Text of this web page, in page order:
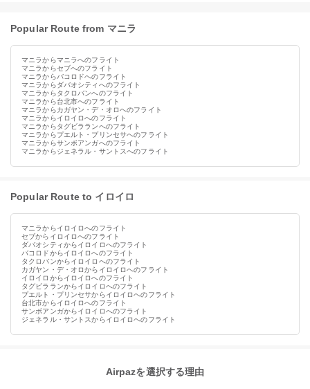
Popular Route from マニラ
マニラからマニラへのフライト
マニラからセブへのフライト
マニラからバコロドへのフライト
マニラからダバオシティへのフライト
マニラからタクロバンへのフライト
マニラから台北市へのフライト
マニラからカガヤン・デ・オロへのフライト
マニラからイロイロへのフライト
マニラからタグビラランへのフライト
マニラからプエルト・プリンセサへのフライト
マニラからサンボアンガへのフライト
マニラからジェネラル・サントスへのフライト
Popular Route to イロイロ
マニラからイロイロへのフライト
セブからイロイロへのフライト
ダバオシティからイロイロへのフライト
バコロドからイロイロへのフライト
タクロバンからイロイロへのフライト
カガヤン・デ・オロからイロイロへのフライト
イロイロからイロイロへのフライト
タグビラランからイロイロへのフライト
プエルト・プリンセサからイロイロへのフライト
台北市からイロイロへのフライト
サンボアンガからイロイロへのフライト
ジェネラル・サントスからイロイロへのフライト
Airpazを選択する理由